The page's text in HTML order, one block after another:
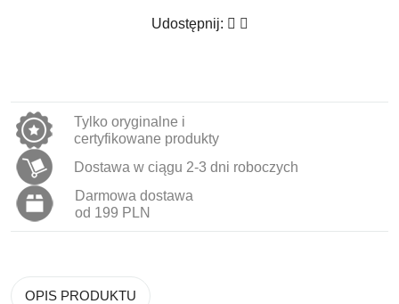
Udostępnij:
Tylko oryginalne i
certyfikowane produkty
Dostawa w ciągu 2-3 dni roboczych
Darmowa dostawa
od 199 PLN
OPIS PRODUKTU